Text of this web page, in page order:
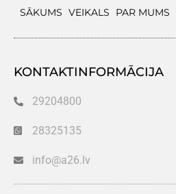
SĀKUMS VEIKALS PAR MUMS
KONTAKTINFORMĀCIJA
29204800
28325135
info@a26.lv